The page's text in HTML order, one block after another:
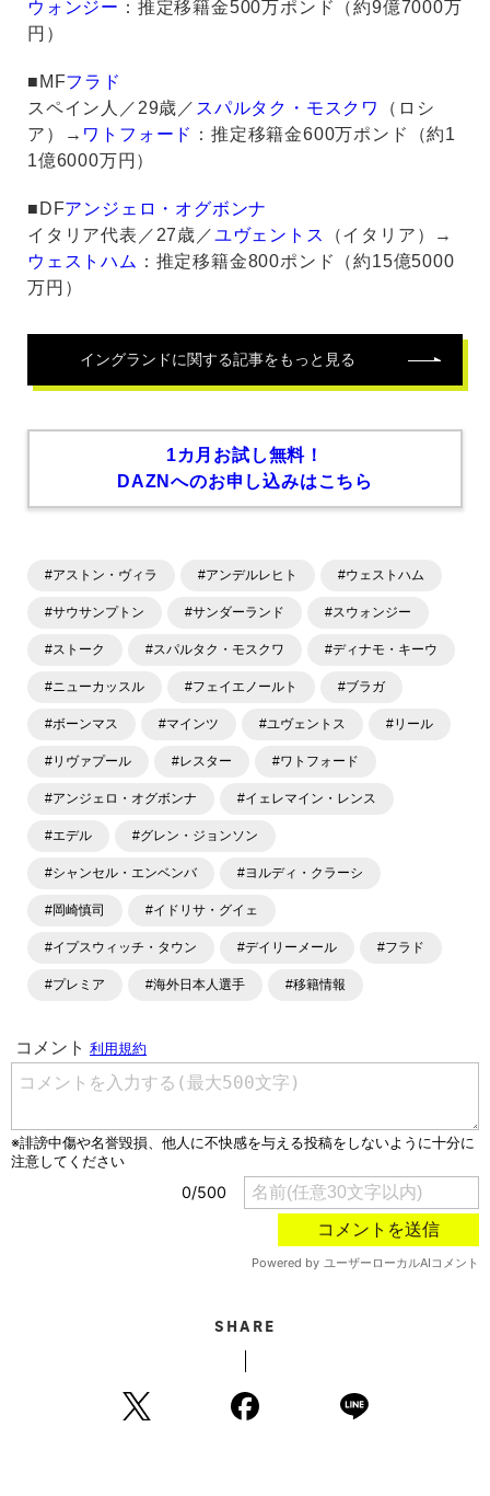
ウォンジー ：推定移籍金500万ポンド（約9億7000万
円）
■MFフラド
スペイン人／29歳／ スパルタク・モスクワ
（ロシ
ア）→ ワトフォード ：推定移籍金600万ポンド（約1
1億6000万円）
■DFアンジェロ・オグボンナ
イタリア代表／27歳／ユヴェントス
（イタリア）→
ウェストハム ：推定移籍金800ポンド（約15億5000
万円）
イングランドに関する記事をもっと見る
1カ月お試し無料！
DAZNへのお申し込みはこちら
#アストン・ヴィラ #アンデルレヒト #ウェストハム
#サウサンプトン #サンダーランド #スウォンジー
#ストーク #スパルタク・モスクワ #ディナモ・キーウ
#ニューカッスル #フェイエノールト #ブラガ
#ボーンマス #マインツ #ユヴェントス #リール
#リヴァプール #レスター #ワトフォード
#アンジェロ・オグボンナ #イェレマイン・レンス
#エデル #グレン・ジョンソン
#シャンセル・エンベンバ #ヨルディ・クラーシ
#岡崎慎司 #イドリサ・グイェ
#イプスウィッチ・タウン #デイリーメール #フラド
#プレミア #海外日本人選手 #移籍情報
SHARE